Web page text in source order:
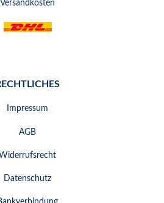
Versandkosten
Impressum
AGB
Widerrufsrecht
Datenschutz